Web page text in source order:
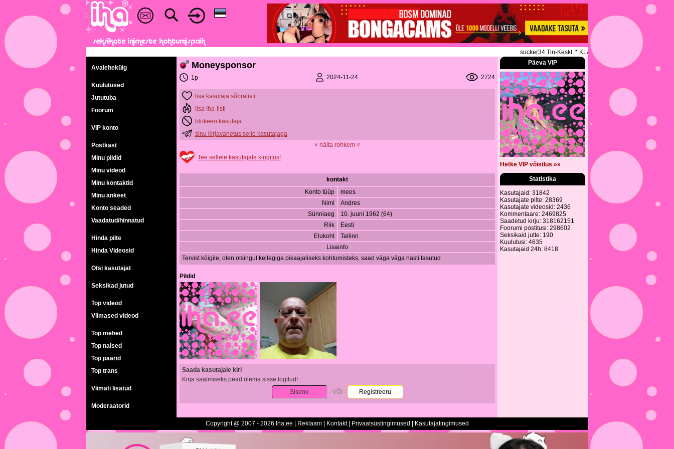
sucker34 Tln-Keskl. * KLASSIKALINE *
Avalehekülg
Kuulutused
Jututuba
Foorum
VIP konto
Postkast
Minu pildid
Minu videod
Minu kontaktid
Minu ankeet
Konto seaded
Vaadatud/hinnatud
Hinda pilte
Hinda Videosid
Otsi kasutajat
Seksikad jutud
Top videod
Viimased videod
Top mehed
Top naised
Top paarid
Top trans
Viimati lisatud
Moderaatorid
Moneysponsor
1p 2024-11-24 2724
lisa kasutaja sõbralisti
lisa Iha-listi
blokeeri kasutaja
sinu kirjavahetus selle kasutajaga
˅ näita rohkem ˅
Tee sellele kasutajale kingitus!
kontakt
Konto tüüp
mees
Nimi
Andres
Sünniaeg
10. juuni 1962 (64)
Riik
Eesti
Elukoht
Tallinn
Lisainfo
Tervist kōigile, olen otsingul kellegiga pikaajaliseks kohtumisteks, saad väga väga hästi tasutud
Pildid
Saada kasutajale kiri
Kirja saatmiseks pead olema sisse logitud!
Sisene
- VÕI - Registreeru
Päeva VIP
Hetke VIP võistlus »»
Statistika
Kasutajaid: 31842
Kasutajate pilte: 28369
Kasutajate videosid: 2436
Kommentaare: 2469825
Saadetud kirju: 318162151
Foorumi postitusi: 298602
Seksikaid jutte: 190
Kuulutusi: 4635
Kasutajaid 24h: 8418
Copyright @ 2007 - 2026 Iha.ee | Reklaam| Kontakt| Privaatsustingimused Kasutajatingimused